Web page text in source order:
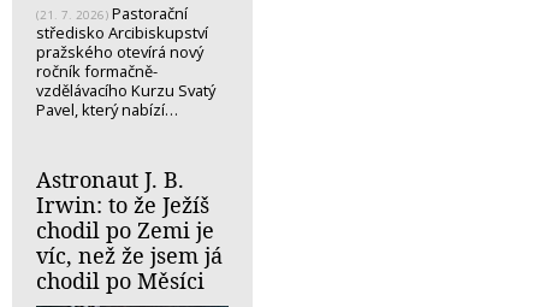
(21. 7. 2026) Pastorační
středisko Arcibiskupství
pražského otevírá nový
ročník formačně-
vzdělávacího Kurzu Svatý
Pavel, který nabízí…
Astronaut J. B.
Irwin: to že Ježíš
chodil po Zemi je
víc, než že jsem já
chodil po Měsíci